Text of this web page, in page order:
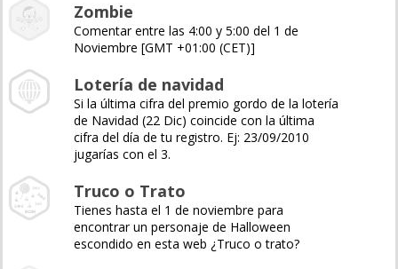
Zombie
Comentar entre las 4:00 y 5:00 del 1 de
Noviembre [GMT +01:00 (CET)]
Lotería de navidad
Si la última cifra del premio gordo de la lotería
de Navidad (22 Dic) coincide con la última
cifra del día de tu registro. Ej: 23/09/2010
jugarías con el 3.
Truco o Trato
Tienes hasta el 1 de noviembre para
encontrar un personaje de Halloween
escondido en esta web ¿Truco o trato?